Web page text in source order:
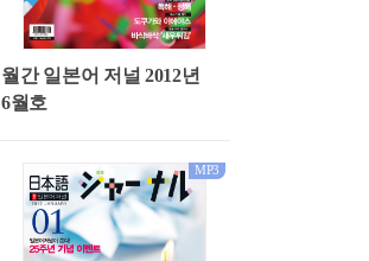
월간 일본어 저널 2012년
6월호
MP3